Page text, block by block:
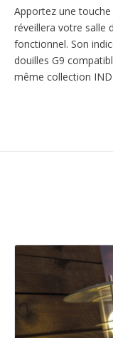
Apportez une
réveillera votre salle
fonctionnel. Son
douilles G9
même collection